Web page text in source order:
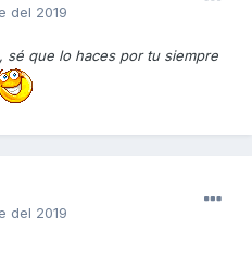
del 2019
sé que lo haces por tu siempre
del 2019